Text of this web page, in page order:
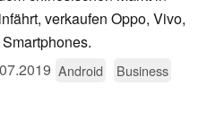
verkaufen Oppo, Vivo,
Android
Business